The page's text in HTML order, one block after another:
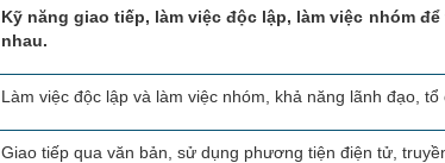
Kỹ năng giao tiếp, làm việc độc lập, làm việc nhóm
nhau.
Làm việc độc lập và làm việc nhóm, khả năng lãnh đạo, tổ
Giao tiếp qua văn bản, sử dụng phương tiện điện tử,